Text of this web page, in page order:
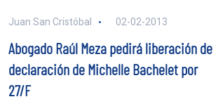
Juan San Cristóbal 02-02-2013
Abogado Raúl Meza pedirá liberación de
declaración de Michelle Bachelet por
27/F